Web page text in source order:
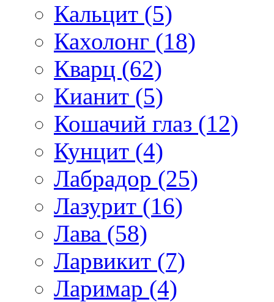
Кальцит (5)
Кахолонг (18)
Кварц (62)
Кианит (5)
Кошачий глаз (12)
Кунцит (4)
Лабрадор (25)
Лазурит (16)
Лава (58)
Ларвикит (7)
Ларимар (4)